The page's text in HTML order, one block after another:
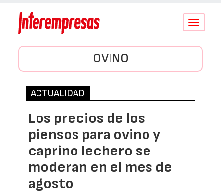
Conmutar
OVINO
ACTUALIDAD
Los precios de los
piensos para ovino y
caprino lechero se
moderan en el mes de
agosto